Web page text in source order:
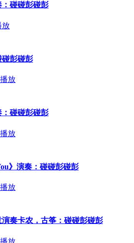
：碰碰彭碰彭
放
碰彭碰彭
放
：碰碰彭碰彭
放
》演奏：碰碰彭碰彭
放
演奏卡农，古筝：碰碰彭碰彭
放